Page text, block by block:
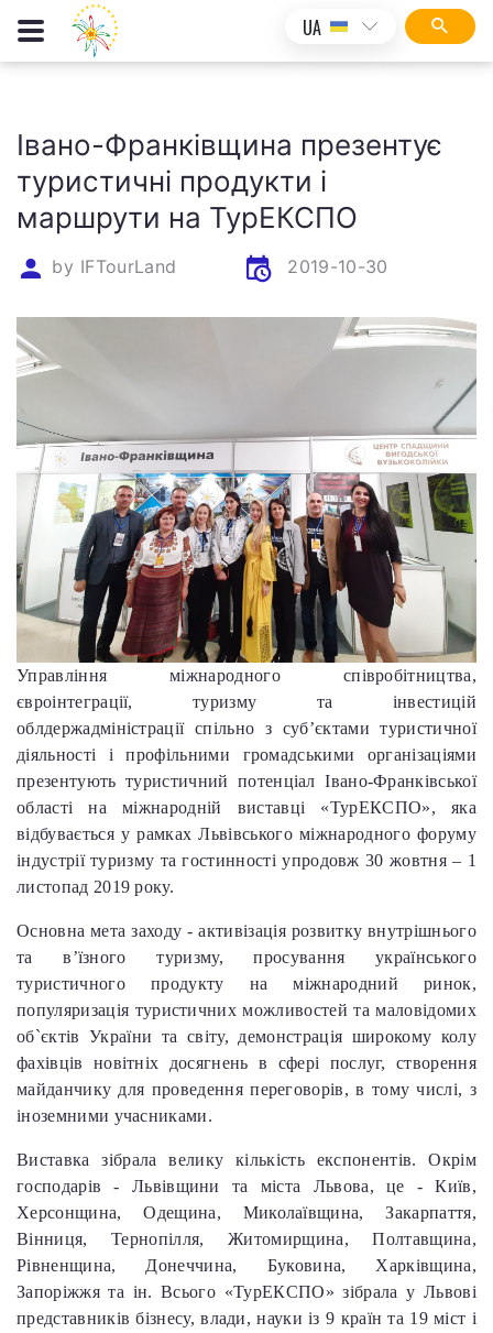
UA
Івано-Франківщина презентує
туристичні продукти і
маршрути на ТурЕКСПО
by IFTourLand 2019-10-30
Управління міжнародного співробітництва,
євроінтеграції, туризму та інвестицій
облдержадміністрації спільно з суб’єктами туристичної
діяльності і профільними громадськими організаціями
презентують туристичний потенціал Івано-Франківської
області на міжнародній виставці «ТурЕКСПО», яка
відбувається у рамках Львівського міжнародного форуму
індустрії туризму та гостинності упродовж 30 жовтня – 1
листопад 2019 року.
Основна мета заходу - активізація розвитку внутрішнього
та в’їзного туризму, просування українського
туристичного продукту на міжнародний ринок,
популяризація туристичних можливостей та маловідомих
об`єктів України та світу, демонстрація широкому колу
фахівців новітніх досягнень в сфері послуг, створення
майданчику для проведення переговорів, в тому числі, з
іноземними учасниками.
Виставка зібрала велику кількість експонентів. Окрім
господарів - Львівщини та міста Львова, це - Київ,
Херсонщина, Одещина, Миколаївщина, Закарпаття,
Вінниця, Тернопілля, Житомирщина, Полтавщина,
Рівненщина, Донеччина, Буковина, Харківщина,
Запоріжжя та ін. Всього «ТурЕКСПО» зібрала у Львові
представників бізнесу, влади, науки із 9 країн та 19 міст і